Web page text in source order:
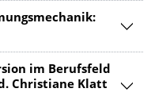
im Berufsfeld
Christiane Klatt